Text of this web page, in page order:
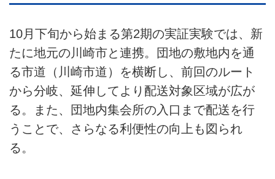
10月下旬から始まる第2期の実証実験では、新
たに地元の川崎市と連携。団地の敷地内を通
る市道（川崎市道）を横断し、前回のルート
から分岐、延伸してより配送対象区域が広が
る。また、団地内集会所の入口まで配送を行
うことで、さらなる利便性の向上も図られ
る。